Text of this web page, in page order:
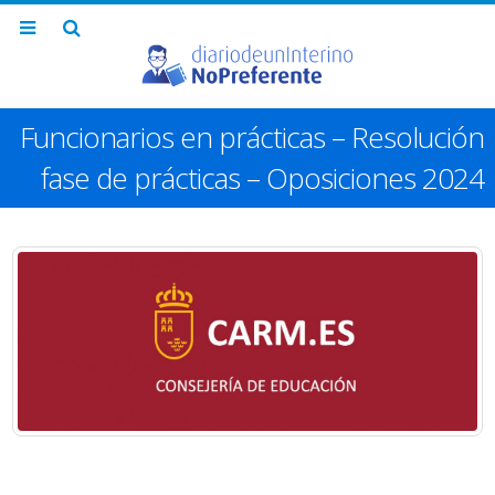
Funcionarios en prácticas – Resolución
fase de prácticas – Oposiciones 2024